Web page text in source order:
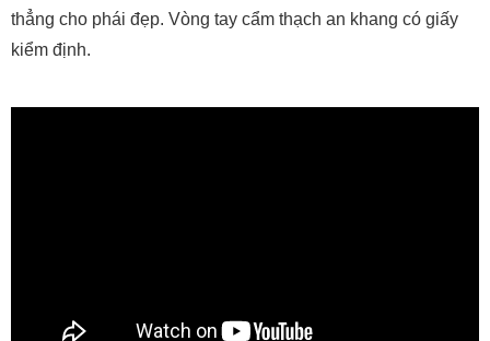
thẳng cho phái đẹp. Vòng tay cẩm thạch an khang có giấy
kiểm định.